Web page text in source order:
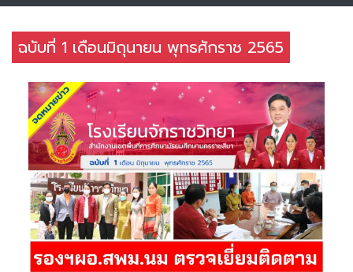
ฉบับที่ 1 เดือนมิถุนายน พุทธศักราช 2565